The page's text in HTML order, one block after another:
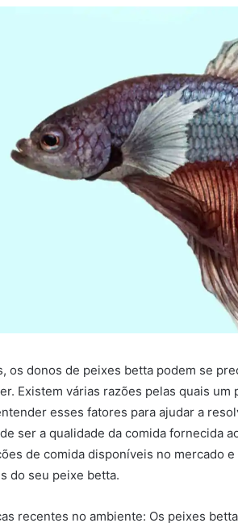
os donos de peixes betta podem se
Existem várias razões pelas quais
esses fatores para ajudar a
ser a qualidade da comida fornecida
de comida disponíveis no mercado
do seu peixe betta.
recentes no ambiente: Os peixes